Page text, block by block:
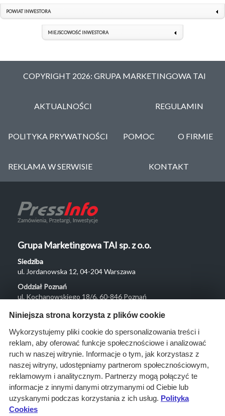
POWIAT INWESTORA
MIEJSCOWOŚĆ INWESTORA
COPYRIGHT 2026: GRUPA MARKETINGOWA TAI
AKTUALNOŚCI REGULAMIN
POLITYKA PRYWATNOŚCI POMOC O FIRMIE
REKLAMA W SERWISIE KONTAKT
Grupa Marketingowa TAI sp. z o.o.
Siedziba
ul. Jordanowska 12, 04-204 Warszawa
Oddział Poznań
ul. Kochanowskiego 18/6, 60-846 Poznań
Menu
O nas
Rozwiązania
Monitoring
przetargów
Raporty
przetargowe
Niniejsza strona korzysta z plików cookie
Wykorzystujemy pliki cookie do spersonalizowania treści i
reklam, aby oferować funkcje społecznościowe i analizować
ruch w naszej witrynie. Informacje o tym, jak korzystasz z
naszej witryny, udostępniamy partnerom społecznościowym,
reklamowym i analitycznym. Partnerzy mogą połączyć te
informacje z innymi danymi otrzymanymi od Ciebie lub
uzyskanymi podczas korzystania z ich usług. Polityka
Cookies